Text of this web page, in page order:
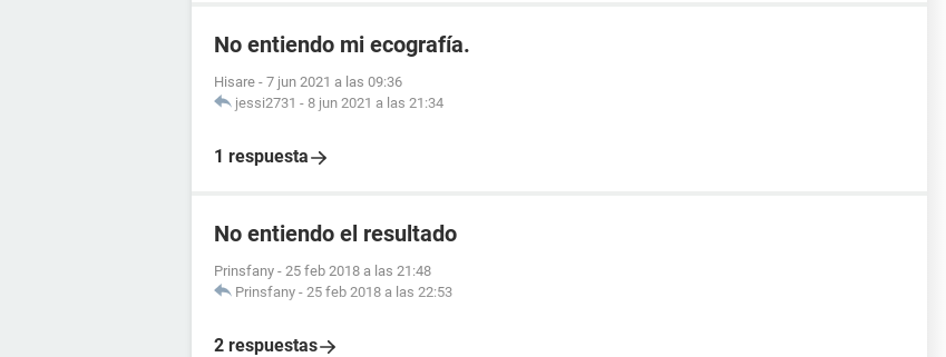
No entiendo mi ecografía.
Hisare - 7 jun 2021 a las 09:36
jessi2731 - 8 jun 2021 a las 21:34
1 respuesta
No entiendo el resultado
Prinsfany - 25 feb 2018 a las 21:48
Prinsfany - 25 feb 2018 a las 22:53
2 respuestas